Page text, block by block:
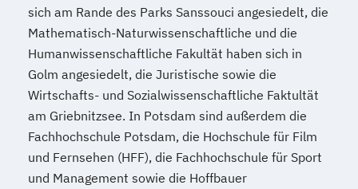
sich am Rande des Parks Sanssouci angesiedelt, die
Mathematisch-Naturwissenschaftliche und die
Humanwissenschaftliche Fakultät haben sich in
Golm angesiedelt, die Juristische sowie die
Wirtschafts- und Sozialwissenschaftliche Faktultät
am Griebnitzsee. In Potsdam sind außerdem die
Fachhochschule Potsdam, die Hochschule für Film
und Fernsehen (HFF), die Fachhochschule für Sport
und Management sowie die Hoffbauer